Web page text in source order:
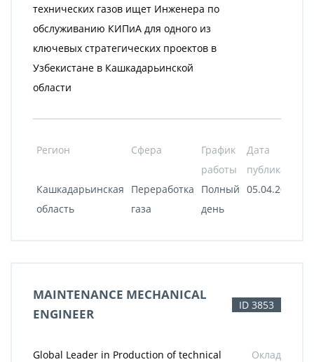
технических газов ищет Инженера по
обслуживанию КИПиА для одного из
ключевых стратегических проектов в
Узбекистане в Кашкадарьинской
области
Регион Сфера
График
работы
Дата
публикации
Кашкадарьинская
область
Переработка
газа
Полный
день
05.04.2022
MAINTENANCE MECHANICAL
ENGINEER
ID 3853
Global Leader in Production of technical
Оклад